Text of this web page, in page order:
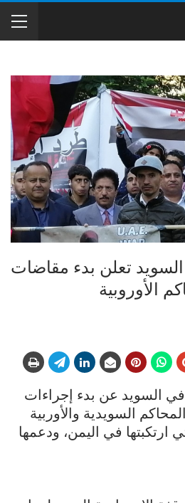
السويد تعلن بدء مقاضات
الأوروبية
في السويد عن بدء إجراءات
السويدية والأوربية
ارتكبتها في اليمن، ودعمها